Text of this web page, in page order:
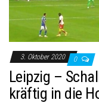
3. Oktober 2020 0
Leipzig –
kräftig in die